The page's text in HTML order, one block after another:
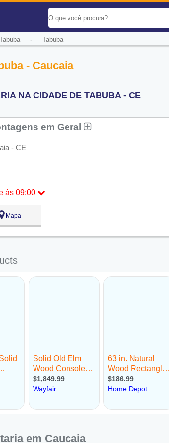
- Tabuba
- Caucaia
NA CIDADE DE TABUBA - CE
em Geral
- CE
ás 09:00
ás 09:00
Mapa
em Caucaia